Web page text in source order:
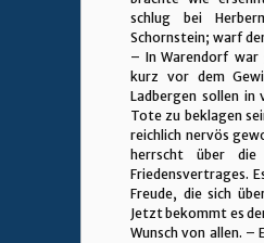
schlug bei
Schornstein; warf
– In Warendorf war
kurz vor dem
Ladbergen sollen
Tote zu beklagen
reichlich nervös
herrscht über die
Friedensvertrages.
Freude, die sich
Jetzt bekommt es
Wunsch von allen. –